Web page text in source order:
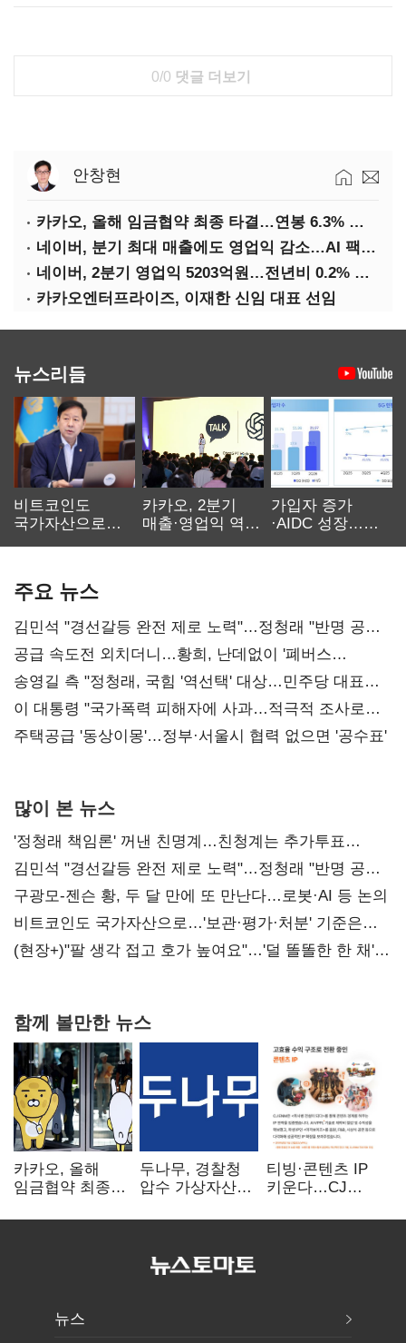
0/0 댓글 더보기
안창현
카카오, 올해 임금협약 최종 타결…연봉 6.3% 인상·격려금 300만원
네이버, 분기 최대 매출에도 영업익 감소…AI 팩토리 속도
네이버, 2분기 영업익 5203억원…전년비 0.2% 감소
카카오엔터프라이즈, 이재한 신임 대표 선임
뉴스리듬
비트코인도
국가자산으로…'
카카오, 2분기
매출·영업익 역대
가입자 증가
·AIDC 성장…
주요 뉴스
김민석 "경선갈등 완전 제로 노력"…정청래 "반명 공세
사과부터"
공급 속도전 외치더니…황희, 난데없이 '폐버스
리모델링' 제안
송영길 측 "정청래, 국힘 '역선택' 대상…민주당 대표로
총선 지휘 못해"
이 대통령 "국가폭력 피해자에 사과…적극적 조사로
진실 밝혀야"
주택공급 '동상이몽'…정부·서울시 협력 없으면 '공수표'
많이 본 뉴스
'정청래 책임론' 꺼낸 친명계…친청계는 추가투표
때리기
김민석 "경선갈등 완전 제로 노력"…정청래 "반명 공세
사과부터"
구광모-젠슨 황, 두 달 만에 또 만난다…로봇·AI 등 논의
비트코인도 국가자산으로…'보관·평가·처분' 기준은
숙제
(현장+)"팔 생각 접고 호가 높여요"…'덜 똘똘한 한 채'
함께 볼만한 뉴스
카카오, 올해
임금협약 최종
인상·격려금
두나무, 경찰청
압수 가상자산
커스터디 사업
티빙·콘텐츠 IP
키운다…CJ
글로벌 확장 가속
뉴스